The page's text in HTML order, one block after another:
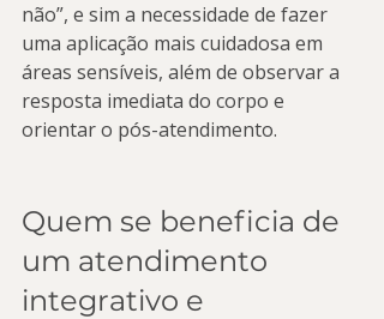
não”, e sim a necessidade de fazer
uma aplicação mais cuidadosa em
áreas sensíveis, além de observar a
resposta imediata do corpo e
orientar o pós-atendimento.
Quem se beneficia de
um atendimento
integrativo e